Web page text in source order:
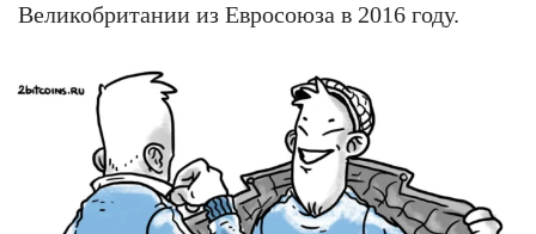
Великобритании из Евросоюза в 2016 году.